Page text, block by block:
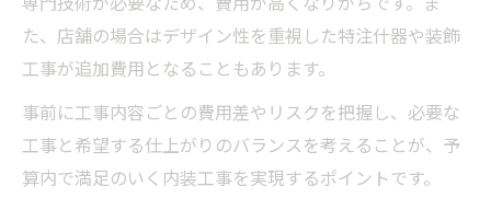
た、店舗の場合はデザイン性を重視した特注什器や装飾
工事が追加費用となることもあります。
事前に工事内容ごとの費用差やリスクを把握し、必要な
工事と希望する仕上がりのバランスを考えることが、予
算内で満足のいく内装工事を実現するポイントです。